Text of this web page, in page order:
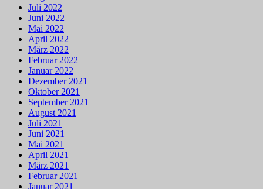
Juli 2022
Juni 2022
Mai 2022
April 2022
März 2022
Februar 2022
Januar 2022
Dezember 2021
Oktober 2021
September 2021
August 2021
Juli 2021
Juni 2021
Mai 2021
April 2021
März 2021
Februar 2021
Januar 2021